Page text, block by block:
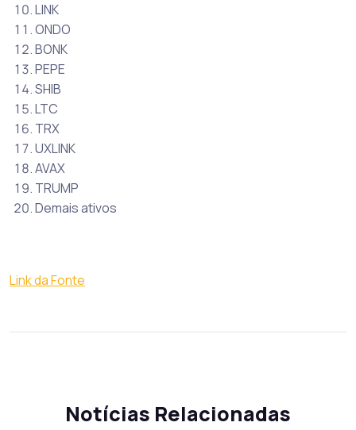
LINK
ONDO
BONK
PEPE
SHIB
LTC
TRX
UXLINK
AVAX
TRUMP
Demais ativos
Link da Fonte
Notícias Relacionadas